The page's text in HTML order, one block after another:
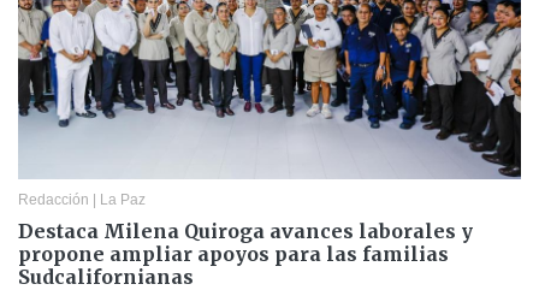
Redacción | La Paz
Destaca Milena Quiroga avances laborales y
propone ampliar apoyos para las familias
Sudcalifornianas